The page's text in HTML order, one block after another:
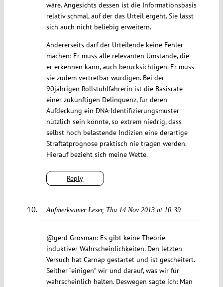
Reply
wäre. Angesichts dessen ist die Informationsbasis
relativ schmal, auf der das Urteil ergeht. Sie lässt
sich auch nicht beliebig erweitern.
Andererseits darf der Urteilende keine Fehler
machen: Er muss alle relevanten Umstände, die
er erkennen kann, auch berücksichtigen. Er muss
sie zudem vertretbar würdigen. Bei der
90jährigen Rollstuhlfahrerin ist die Basisrate
einer zukünftigen Delinquenz, für deren
Aufdeckung ein DNA-Identifizierungsmuster
nützlich sein könnte, so extrem niedrig, dass
selbst hoch belastende Indizien eine derartige
Straftatprognose praktisch nie tragen werden.
Hierauf bezieht sich meine Wette.
Aufmerksamer Leser Thu 14 Nov 2013 at 10:39
@gerd Grosman: Es gibt keine Theorie
induktiver Wahrscheinlichkeiten. Den letzten
Versuch hat Carnap gestartet und ist gescheitert.
Seither “einigen” wir und darauf, was wir für
wahrscheinlich halten. Deswegen sagte ich: Man